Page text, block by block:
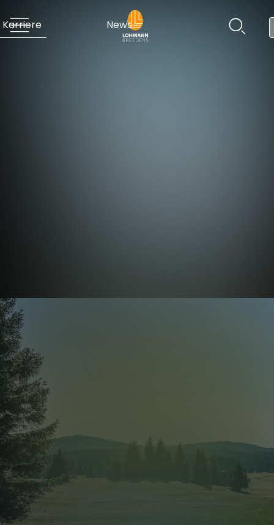
Karriere News